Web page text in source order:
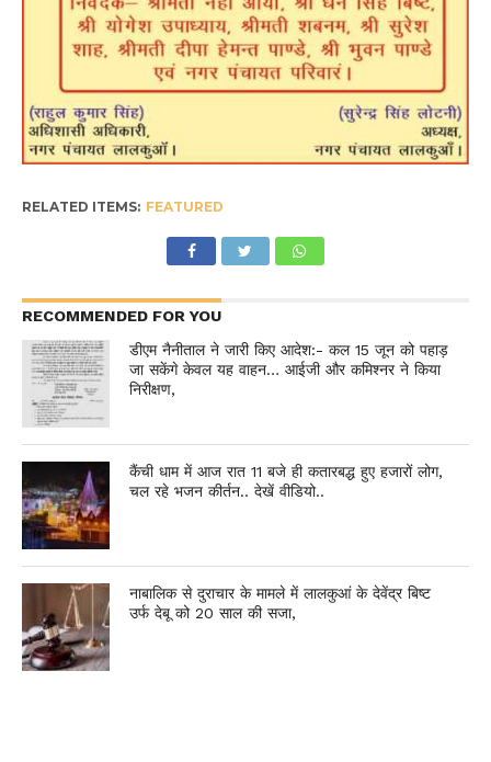
RELATED ITEMS: FEATURED
RECOMMENDED FOR YOU
डीएम नैनीताल ने जारी किए आदेश:- कल 15 जून को पहाड़
जा सकेंगे केवल यह वाहन… आईजी और कमिश्नर ने किया
निरीक्षण,
कैंची धाम में आज रात 11 बजे ही कतारबद्ध हुए हजारों लोग,
चल रहे भजन कीर्तन.. देखें वीडियो..
नाबालिक से दुराचार के मामले में लालकुआं के देवेंद्र बिष्ट
उर्फ देबू को 20 साल की सजा,